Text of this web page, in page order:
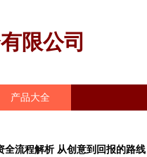
限公司
产品大全
全流程解析 从创意到回报的路线